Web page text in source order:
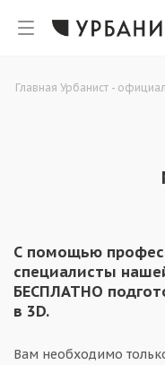
Главная Урбанист -
С помощью
специалисты
БЕСПЛАТНО
в 3D.
Вам необходимо